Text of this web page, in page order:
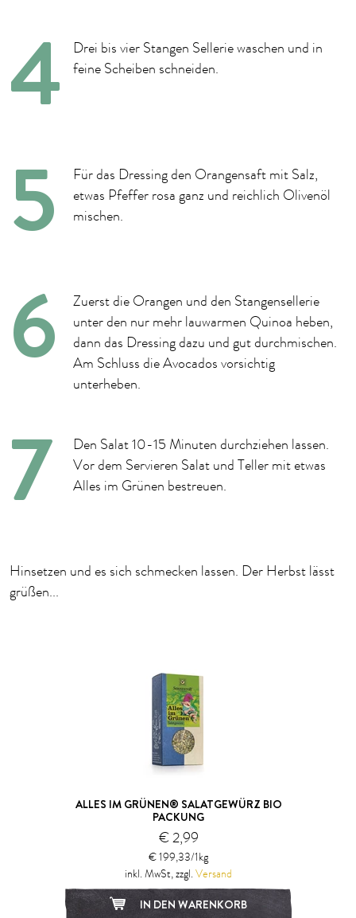
Drei bis vier Stangen Sellerie waschen und in
feine Scheiben schneiden.
Für das Dressing den Orangensaft mit Salz,
etwas Pfeffer rosa ganz und reichlich Olivenöl
mischen.
Zuerst die Orangen und den Stangensellerie
unter den nur mehr lauwarmen Quinoa heben,
dann das Dressing dazu und gut durchmischen.
Am Schluss die Avocados vorsichtig
unterheben.
Den Salat 10-15 Minuten durchziehen lassen.
Vor dem Servieren Salat und Teller mit etwas
Alles im Grünen bestreuen.
Hinsetzen und es sich schmecken lassen. Der Herbst lässt
grüßen...
ALLES IM GRÜNEN® SALATGEWÜRZ BIO
PACKUNG
€ 2,99
€ 199,33/1kg
inkl. MwSt, zzgl. Versand
IN DEN WARENKORB